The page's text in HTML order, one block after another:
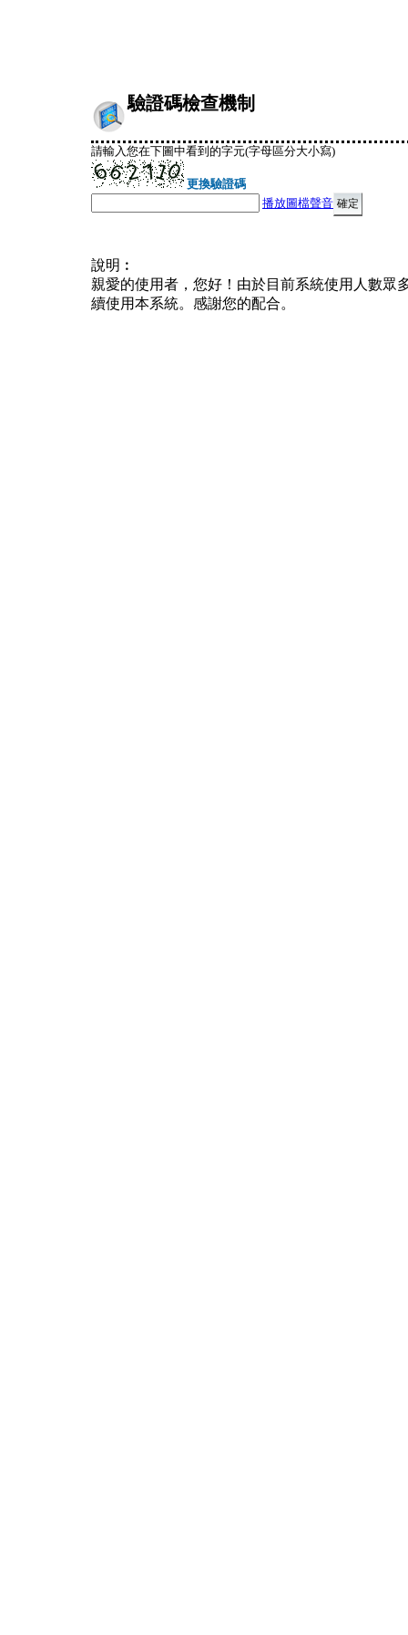
驗證碼檢查機制
請輸入您在下圖中看到的字元(字母區分大小寫)
更換驗證碼
播放圖檔聲音
說明︰
親愛的使用者，您好！由於目前系統使用人數眾
續使用本系統。感謝您的配合。